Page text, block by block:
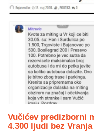
Vučićev predizborni
4.300 ljudi bez Vranja